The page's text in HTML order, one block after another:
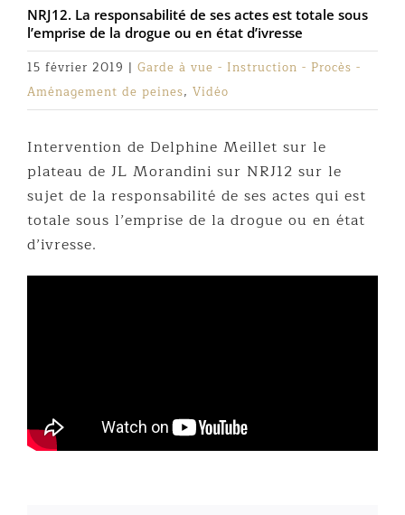
NRJ12. La responsabilité de ses actes est totale sous
l’emprise de la drogue ou en état d’ivresse
15 février 2019 | Garde à vue - Instruction - Procès -
Aménagement de peines, Vidéo
Intervention de Delphine Meillet sur le
plateau de JL Morandini sur NRJ12 sur le
sujet de la responsabilité de ses actes qui est
totale sous l’emprise de la drogue ou en état
d’ivresse.